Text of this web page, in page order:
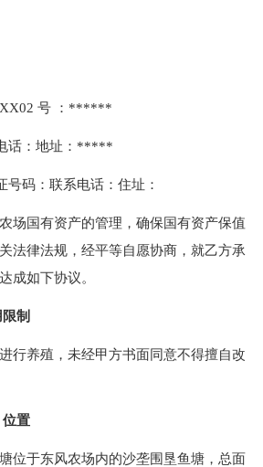
号 ：******
：地址：*****
码：联系电话：住址：
国有资产的管理，确保国有资产保值
法律法规，经平等自愿协商，就乙方承
成如下协议。
制
养殖，未经甲方书面同意不得擅自改
位置
于东风农场内的沙垄围垦鱼塘，总面